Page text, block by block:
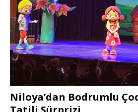
Niloya’dan Bodrumlu